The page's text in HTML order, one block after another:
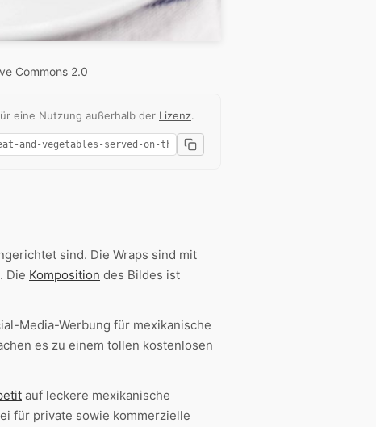
Commons 2.0
eine Nutzung außerhalb der Lizenz.
sind. Die Wraps sind mit
Die Komposition des Bildes ist
Media-Werbung für mexikanische
es zu einem tollen kostenlosen
auf leckere mexikanische
für private sowie kommerzielle